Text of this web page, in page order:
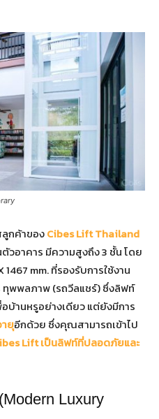
ลูกค้าของCibes Lift Thailand
วอาคาร มีความสูงถึง 3 ชั้น โดย
1467 mm. ที่รองรับการใช้งาน
ทุพพลภาพ (รถวีลแชร์) ซึ่งลิฟท์
บ้านหรูอย่างเดียว แต่ยังมีการ
ยุอีกด้วย ซึ่งคุณสามารถเข้าไป
Liftเป็นลิฟท์ที่ปลอดภัยและ
Luxury